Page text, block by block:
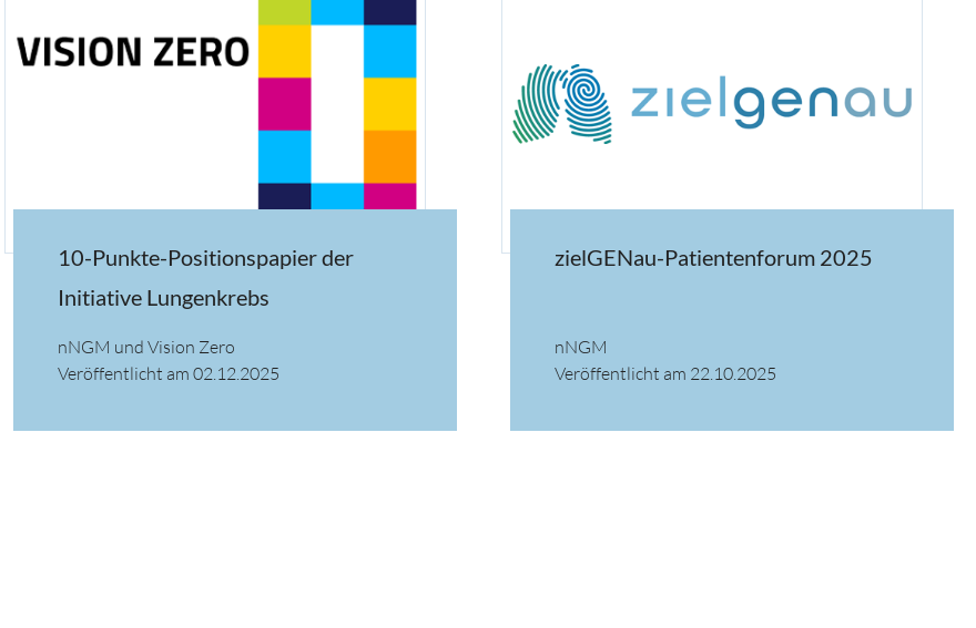
10-Punkte-Positionspapier der
Initiative Lungenkrebs
nNGM und Vision Zero
Veröffentlicht am 02.12.2025
zielGENau-Patientenforum 2025
nNGM
Veröffentlicht am 22.10.2025